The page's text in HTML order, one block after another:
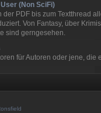
(Non SciFi)
der PDF bis zum Textthread
Von Fantasy, über
sind gerngesehen.
für Autoren oder jene, die